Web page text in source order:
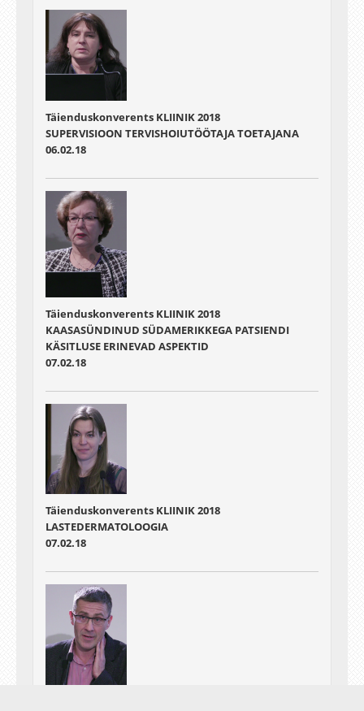
Täienduskonverents KLIINIK 2018
SUPERVISIOON TERVISHOIUTÖÖTAJA TOETAJANA
06.02.18
Täienduskonverents KLIINIK 2018
KAASASÜNDINUD SÜDAMERIKKEGA PATSIENDI
KÄSITLUSE ERINEVAD ASPEKTID
07.02.18
Täienduskonverents KLIINIK 2018
LASTEDERMATOLOOGIA
07.02.18